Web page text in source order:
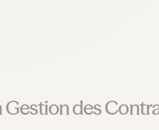
Gestion des